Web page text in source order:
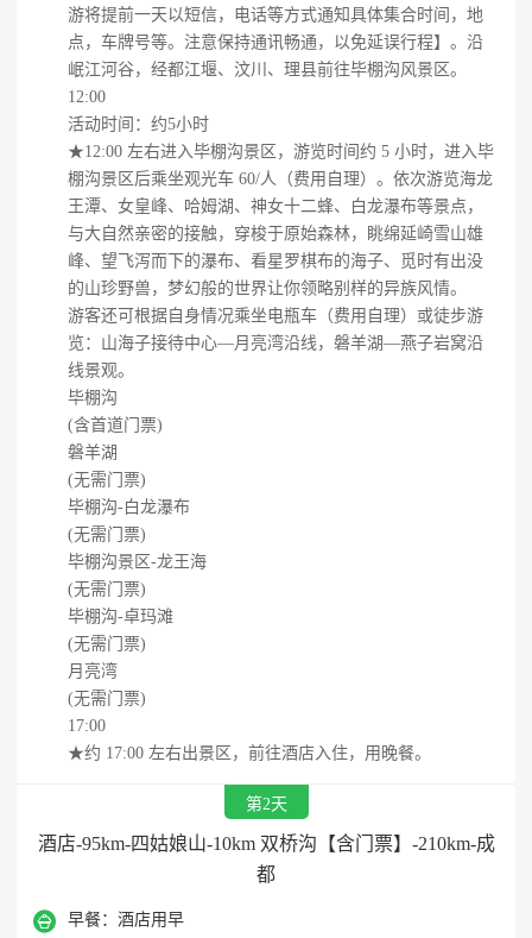
游将提前一天以短信，电话等方式通知具体集合时间，地
点，车牌号等。注意保持通讯畅通，以免延误行程】。沿
岷江河谷，经都江堰、汶川、理县前往毕棚沟风景区。
12:00
活动时间：约5小时
★12:00 左右进入毕棚沟景区，游览时间约 5 小时，进入毕
棚沟景区后乘坐观光车 60/人（费用自理）。依次游览海龙
王潭、女皇峰、哈姆湖、神女十二蜂、白龙瀑布等景点，
与大自然亲密的接触，穿梭于原始森林，眺绵延崎雪山雄
峰、望飞泻而下的瀑布、看星罗棋布的海子、觅时有出没
的山珍野兽，梦幻般的世界让你领略别样的异族风情。
游客还可根据自身情况乘坐电瓶车（费用自理）或徒步游
览：山海子接待中心—月亮湾沿线，磐羊湖—燕子岩窝沿
线景观。
毕棚沟
(含首道门票)
磐羊湖
(无需门票)
毕棚沟-白龙瀑布
(无需门票)
毕棚沟景区-龙王海
(无需门票)
毕棚沟-卓玛滩
(无需门票)
月亮湾
(无需门票)
17:00
★约 17:00 左右出景区，前往酒店入住，用晚餐。
第2天
酒店-95km-四姑娘山-10km 双桥沟【含门票】-210km-成
都
 早餐： 酒店用早